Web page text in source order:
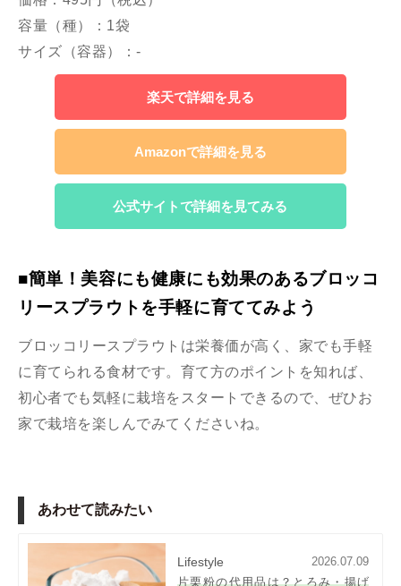
容量（種）：1袋
サイズ（容器）：-
楽天で詳細を見る
Amazonで詳細を見る
公式サイトで詳細を見てみる
■簡単！美容にも健康にも効果のあるブロッコ
リースプラウトを手軽に育ててみよう
ブロッコリースプラウトは栄養価が高く、家でも手軽
に育てられる食材です。育て方のポイントを知れば、
初心者でも気軽に栽培をスタートできるので、ぜひお
家で栽培を楽しんでみてくださいね。
あわせて読みたい
Lifestyle
2026.07.09
片栗粉の代用品は？とろみ・揚げ